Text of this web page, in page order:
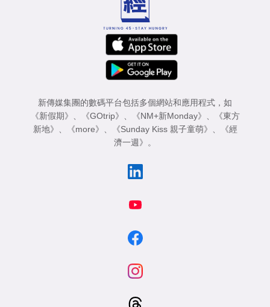
新傳媒集團的數碼平台包括多個網站和應用程式，如
《新假期》 、 《GOtrip》 、 《NM+新Monday》 、
《東方
新地》 、 《more》 、 《Sunday Kiss 親子童萌》 、
《經
濟一週》 。